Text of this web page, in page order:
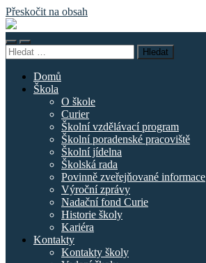
Přeskočit na obsah
Základní
škola
náměstí
Curieových
Přepnout
mobilní
Přepnout
vyhledávací
Vyhledávání
Domů
Škola
O škole
Curier
Školní vzdělávací program
Školní poradenské pracoviště
Školní jídelna
Školská rada
Povinně zveřejňované informace
Výroční zprávy
Nadační fond Curie
Historie školy
Kariéra
Kontakty
Kontakty školy